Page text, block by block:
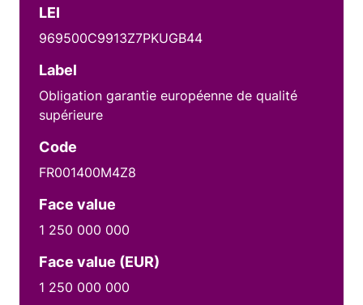
LEI
969500C9913Z7PKUGB44
Label
Obligation garantie européenne de qualité
supérieure
Code
FR001400M4Z8
Face value
1 250 000 000
Face value (EUR)
1 250 000 000